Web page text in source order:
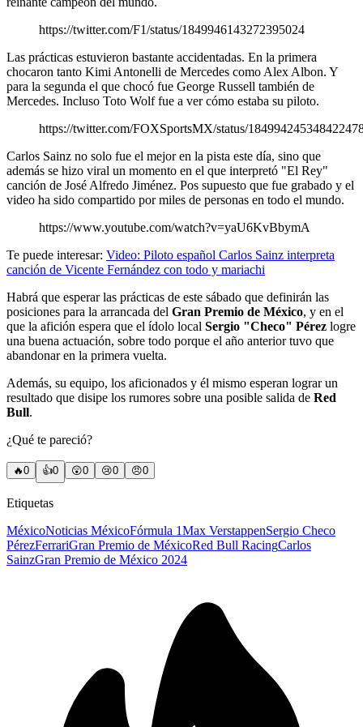
https://twitter.com/F1/status/1849946143272395024
Las prácticas estuvieron bastante accidentadas. En la primera
chocaron tanto Kimi Antonelli de Mercedes como Alex Albon. Y
para la segunda el que chocó fue George Russell también de
Mercedes. Incluso Toto Wolf fue a ver cómo estaba su piloto.
https://twitter.com/FOXSportsMX/status/
Carlos Sainz no solo fue el mejor en la pista este día, sino que
además se hizo viral un momento en el que interpretó "El Rey"
canción de José Alfredo Jiménez. Pos supuesto que fue grabado y el
video ha sido compartido por miles de personas en todo el mundo.
https://www.youtube.com/watch?v=yaU6KvBbymA
Te puede interesar: Video: Piloto español Carlos Sainz interpreta
canción de Vicente Fernández con todo y mariachi
Habrá que esperar las prácticas de este sábado que definirán las
posiciones para la arrancada del Gran Premio de México, y en el
que la afición espera que el ídolo local Sergio "Checo" Pérez logre
una buena actuación, sobre todo porque el año anterior tuvo que
abandonar en la primera vuelta.
Además, su equipo, los aficionados y él mismo esperan lograr un
resultado que disipe los rumores sobre una posible salida de Red
Bull.
¿Qué te pareció?
🔥0 👍0 😲0 😢0 😠0
Etiquetas
MéxicoNoticias MéxicoFórmula 1Max VerstappenSergio Checo
PérezFerrariGran Premio de MéxicoRed Bull RacingCarlos
SainzGran Premio de México 2024